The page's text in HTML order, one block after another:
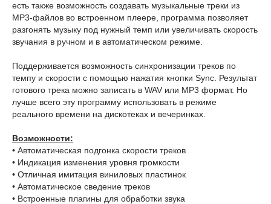
есть также возможность создавать музыкальные треки из
MP3-файлов во встроенном плеере, программа позволяет
разгонять музыку под нужный темп или увеличивать скорость
звучания в ручном и в автоматическом режиме.
Поддерживается возможность синхронизации треков по
темпу и скорости с помощью нажатия кнопки Sync. Результат
готового трека можно записать в WAV или MP3 формат. Но
лучше всего эту программу использовать в режиме
реального времени на дискотеках и вечеринках.
Возможности:
• Автоматическая подгонка скорости треков
• Индикация изменения уровня громкости
• Отличная имитация виниловых пластинок
• Автоматическое сведение треков
• Встроенные плагины для обработки звука